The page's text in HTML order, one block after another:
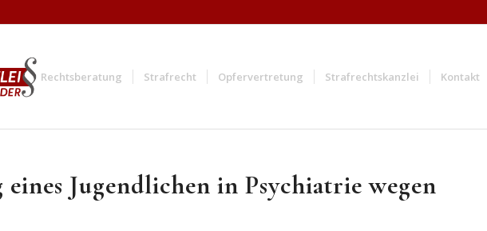
Rechtsberatung Strafrecht Opfervertretung Strafrechtskanzlei Kontakt
Jugendlichen in Psychiatrie wegen